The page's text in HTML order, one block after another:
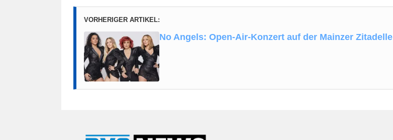
VORHERIGER ARTIKEL:
No Angels: Open-Air-Konzert auf der Mainzer Zitadelle